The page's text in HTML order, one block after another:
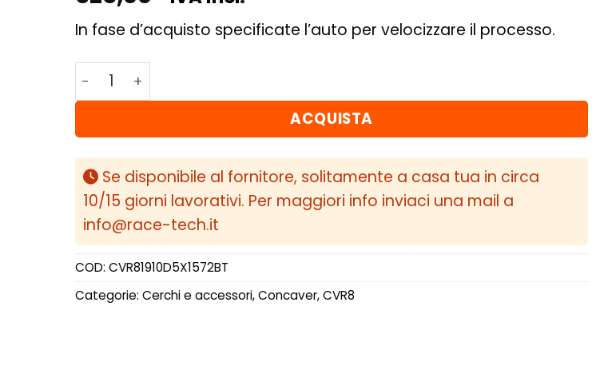
In fase d’acquisto specificate l’auto per velocizzare il processo.
Concaver CVR8 19x10 ET15-44 BLANK Brushed Titanium quantità
ACQUISTA
Se disponibile al fornitore, solitamente a casa tua in circa
10/15 giorni lavorativi. Per maggiori info inviaci una mail a
info@race-tech.it
COD: CVR81910D5X1572BT
Categorie: Cerchi e accessori,Concaver,CVR8